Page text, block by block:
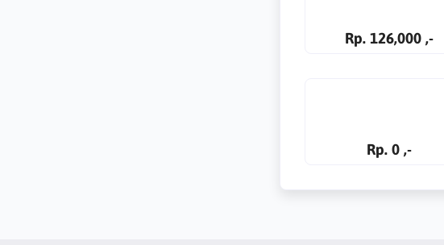
Rp. 126,000 ,-
Rp. 0 ,-